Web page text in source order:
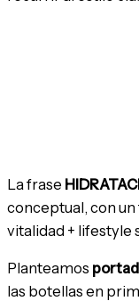
La frase
conceptual, con un
vitalidad + lifestyle
Planteamos
las botellas en